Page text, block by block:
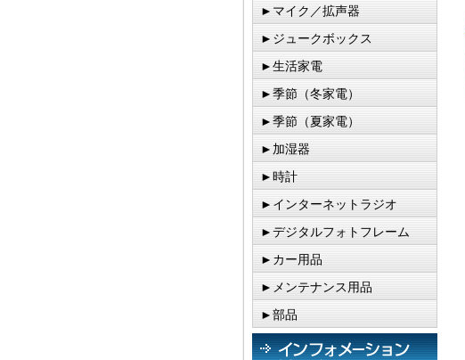
►マイク／拡声器
►ジュークボックス
►生活家電
►季節（冬家電）
►季節（夏家電）
►加湿器
►時計
►インターネットラジオ
►デジタルフォトフレーム
►カー用品
►メンテナンス用品
►部品